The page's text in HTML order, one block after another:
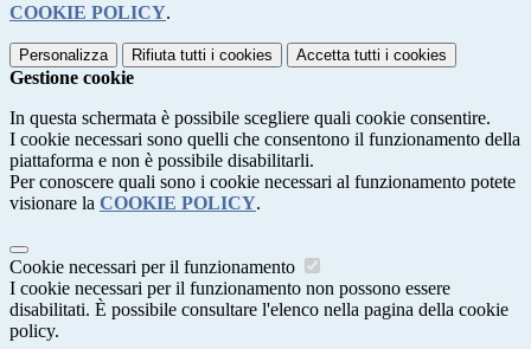
COOKIE POLICY.
Personalizza Rifiuta tutti i cookies Accetta tutti i cookies
Gestione cookie
In questa schermata è possibile scegliere quali cookie consentire.
I cookie necessari sono quelli che consentono il funzionamento della
piattaforma e non è possibile disabilitarli.
Per conoscere quali sono i cookie necessari al funzionamento potete
visionare la COOKIE POLICY.
Cookie necessari per il funzionamento
I cookie necessari per il funzionamento non possono essere
disabilitati. È possibile consultare l'elenco nella pagina della cookie
policy.